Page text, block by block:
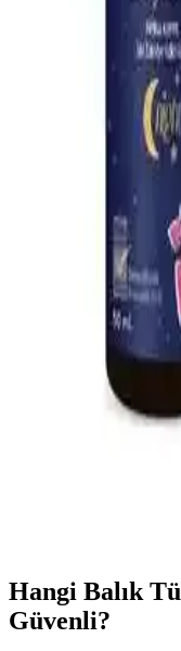
Bebek çantası seçerken
ve ergonomik tasarım
rehberle en uygun
Çocuklar İçin
Kullanım ve
Çocuklar için güvenli
spreyleri, tahrişi hafifletir
uyulduğunda güvenlidir,
Yıkanabilir Kilitli
Poşetleri: Güvenli
Yıkanabilir kilitli bebek
sürdürülebilirlik sağlar,
kullanımıyla
Bebeklerde Uyku
Hangi Balık
Güvenli?